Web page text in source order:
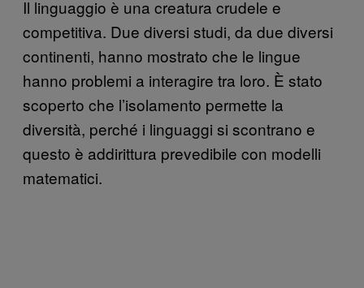
Il linguaggio è una creatura crudele e
competitiva. Due diversi studi, da due diversi
continenti, hanno mostrato che le lingue
hanno problemi a interagire tra loro. È stato
scoperto che l’isolamento permette la
diversità, perché i linguaggi si scontrano e
questo è addirittura prevedibile con modelli
matematici.